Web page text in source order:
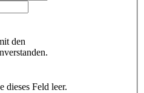
den
dieses Feld leer.